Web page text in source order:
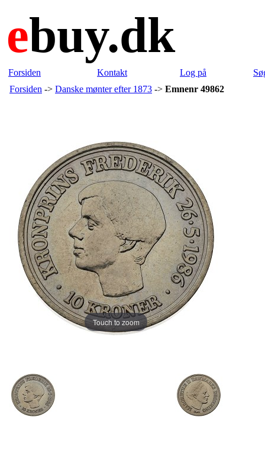
ebuy.dk
Forsiden Kontakt Log på
Forsiden -> Danske mønter efter 1873 -> Emnenr 49862
Touch to zoom